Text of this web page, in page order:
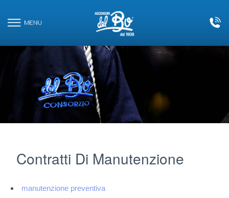
AZIENDA
Contratti Di Manutenzione
manutenzione preventiva
Informativa sulla raccolta
Le tue preferenze relative alla privacy